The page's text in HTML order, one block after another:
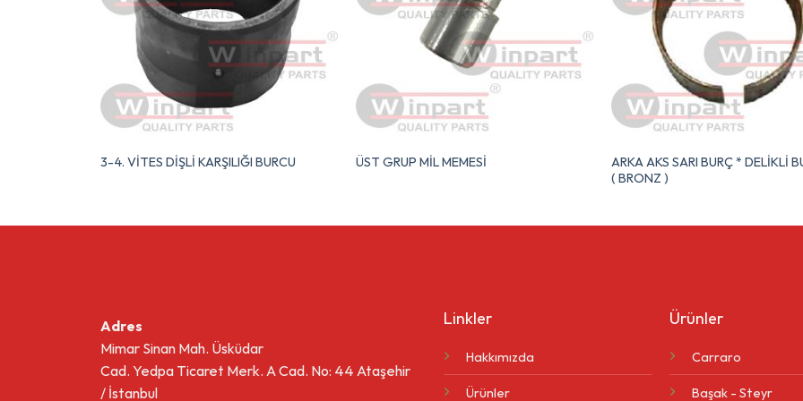
3-4. VİTES DİŞLİ KARŞILIĞI BURCU ÜST GRUP MİL MEMESİ
ARKA AKS SARI BURÇ * DELİKLİ
( BRONZ )
Adres
Mimar Sinan Mah. Üsküdar
Cad. Yedpa Ticaret Merk. A Cad. No: 44 Ataşehir
/ İstanbul
Linkler
Hakkımızda
Ürünler
Ürünler
Carraro
Başak - Steyr